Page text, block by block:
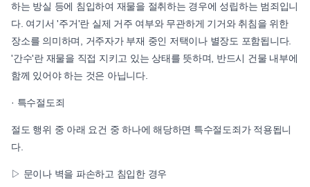
하는 방실 등에 침입하여 재물을 절취하는 경우에 성립하는 범죄입니
다. 여기서 '주거'란 실제 거주 여부와 무관하게 기거와 취침을 위한
장소를 의미하며, 거주자가 부재 중인 저택이나 별장도 포함됩니다.
'간수'란 재물을 직접 지키고 있는 상태를 뜻하며, 반드시 건물 내부에
함께 있어야 하는 것은 아닙니다.
· 특수절도죄
절도 행위 중 아래 요건 중 하나에 해당하면 특수절도죄가 적용됩니
다.
▷ 문이나 벽을 파손하고 침입한 경우